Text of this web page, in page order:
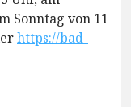
Sonntag von 11
https://bad-